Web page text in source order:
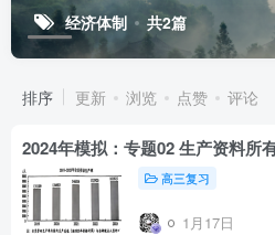
经济体制 共2篇
排序 更新 浏览 点赞 评论
2024年模拟：专题02 生产资料所
高三复习
1月17日